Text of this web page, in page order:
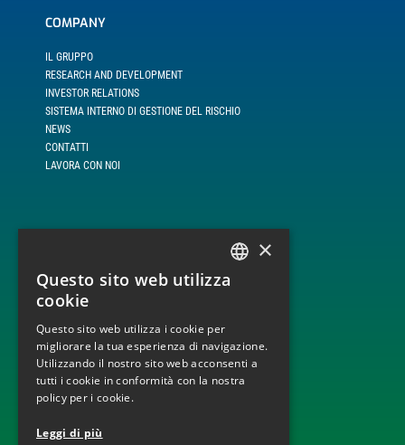
COMPANY
IL GRUPPO
RESEARCH AND DEVELOPMENT
INVESTOR RELATIONS
SISTEMA INTERNO DI GESTIONE DEL RISCHIO
NEWS
CONTATTI
LAVORA CON NOI
BUILD, OPERATE AND TRANSFER
ENGINEERING, PROCUREMENT AND CONSTRUCTION
OPERATION AND MAINTENANCE
TECNOLOGIE
×
Questo sito web utilizza
cookie
Questo sito web utilizza i cookie per
migliorare la tua esperienza di navigazione.
Utilizzando il nostro sito web acconsenti a
tutti i cookie in conformità con la nostra
policy per i cookie.
Leggi di più